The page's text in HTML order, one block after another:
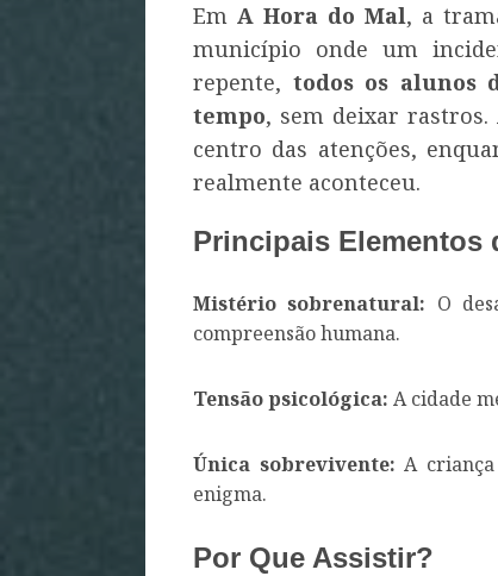
Em A Hora do Mal, a
município onde um
repente, todos os alunos
tempo, sem deixar
centro das atenções,
realmente aconteceu.
Principais Elementos
Mistério sobrenatural: O
compreensão humana.
Tensão psicológica: A cidade
Única sobrevivente: A
enigma.
Por Que Assistir?